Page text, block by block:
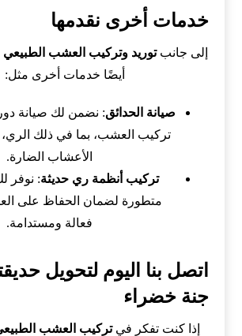
خدمات أخرى نقدمها
إلى جانبتوريد وتركيب العشب الطبيعي
أيضًا خدمات أخرى مثل:
صيانة الحدائق: نضمن لك صيانة
تركيب العشب، بما في ذلك الري،
الأعشاب الضارة.
تركيب أنظمة ري حديثة: نوفر
متطورة لضمان الحفاظ على
فعالة ومستدامة.
اتصل بنا اليوم لتحويل
جنة خضراء
إذا كنت تفكر فيتركيب العشب